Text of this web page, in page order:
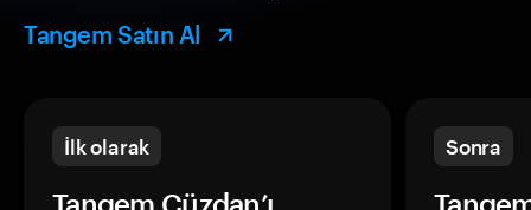
Tangem Satın Al
İlk olarak Sonra